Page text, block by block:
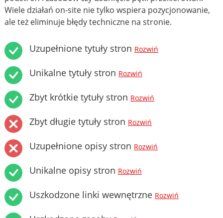
Wiele działań on-site nie tylko wspiera pozycjonowanie,
ale też eliminuje błędy techniczne na stronie.
Uzupełnione tytuły stron Rozwiń
Unikalne tytuły stron Rozwiń
Zbyt krótkie tytuły stron Rozwiń
Zbyt długie tytuły stron Rozwiń
Uzupełnione opisy stron Rozwiń
Unikalne opisy stron Rozwiń
Uszkodzone linki wewnętrzne Rozwiń